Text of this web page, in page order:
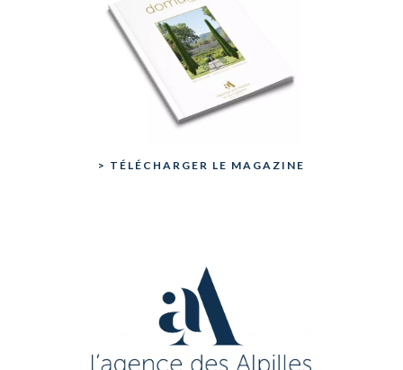
> TÉLÉCHARGER LE MAGAZINE